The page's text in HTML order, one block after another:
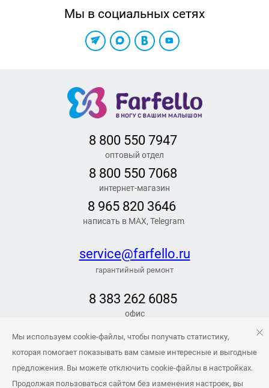
Мы в социальных сетях
8 800 550 7947
оптовый отдел
8 800 550 7068
интернет-магазин
8 965 820 3646
написать в MAX, Telegram
service@farfello.ru
гарантийный ремонт
8 383 262 6085
офис
РЕЖИМ РАБОТЫ
info@farfello.ru
Мы используем cookie-файлы, чтобы получать статистику,
которая помогает показывать вам самые интересные и выгодные
предложения. Вы можете отключить cookie-файлы в настройках.
Продолжая пользоваться сайтом без изменения настроек, вы